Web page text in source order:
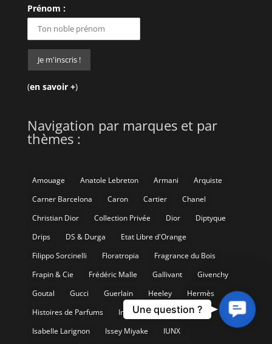
Prénom :
(en savoir +)
Navigation par marques et par
thèmes :
Amouage Anatole Lebreton Armani
Arquiste
Carner Barcelona
Caron Cartier
Chanel
Christian Dior
Collection Privée Dior
Diptyque
Drips
DS & Durga
Etat Libre d'Orange
Filippo Sorcinelli
Floratropia
Fragrance du Bois
Frapin & Cie
Frédéric Malle Gallivant
Givenchy
Goutal
Gucci Guerlain Heeley
Hermès
Histoires de Parfums
Institut Très Bien
Isabelle Larignon
Issey Miyake IUNX
Contact
Une question ?